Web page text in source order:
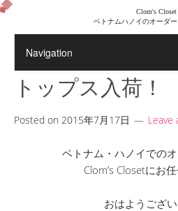
Clom's Closet
ベトナムハノイのオーダ
トップス入荷！
Posted on 2015年7月17日 Leave
ベトナム・ハノイでの
Clom’s Closetにお
おはようござい